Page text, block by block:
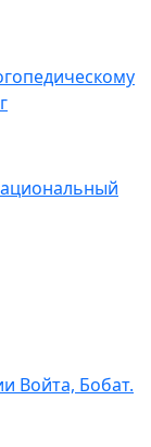
Войта, Бобат.